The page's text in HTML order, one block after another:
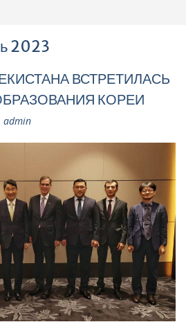
2023
ВСТРЕТИЛАСЬ
КОРЕИ
admin